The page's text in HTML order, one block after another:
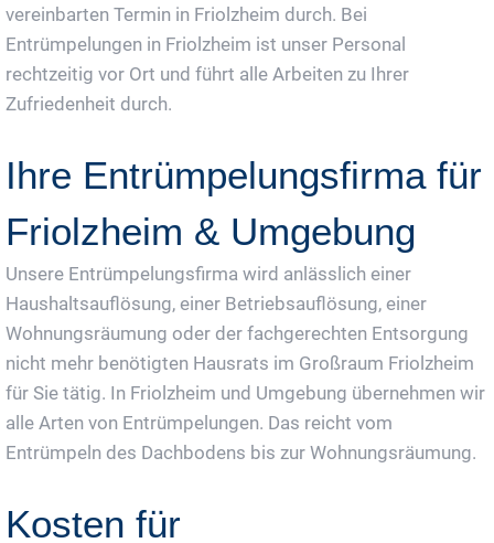
vereinbarten Termin in Friolzheim durch. Bei
Entrümpelungen in Friolzheim ist unser Personal
rechtzeitig vor Ort und führt alle Arbeiten zu Ihrer
Zufriedenheit durch.
Ihre Entrümpelungsfirma für
Friolzheim & Umgebung
Unsere Entrümpelungsfirma wird anlässlich einer
Haushaltsauflösung, einer Betriebsauflösung, einer
Wohnungsräumung oder der fachgerechten Entsorgung
nicht mehr benötigten Hausrats im Großraum Friolzheim
für Sie tätig. In Friolzheim und Umgebung übernehmen wir
alle Arten von Entrümpelungen. Das reicht vom
Entrümpeln des Dachbodens bis zur Wohnungsräumung.
Kosten für